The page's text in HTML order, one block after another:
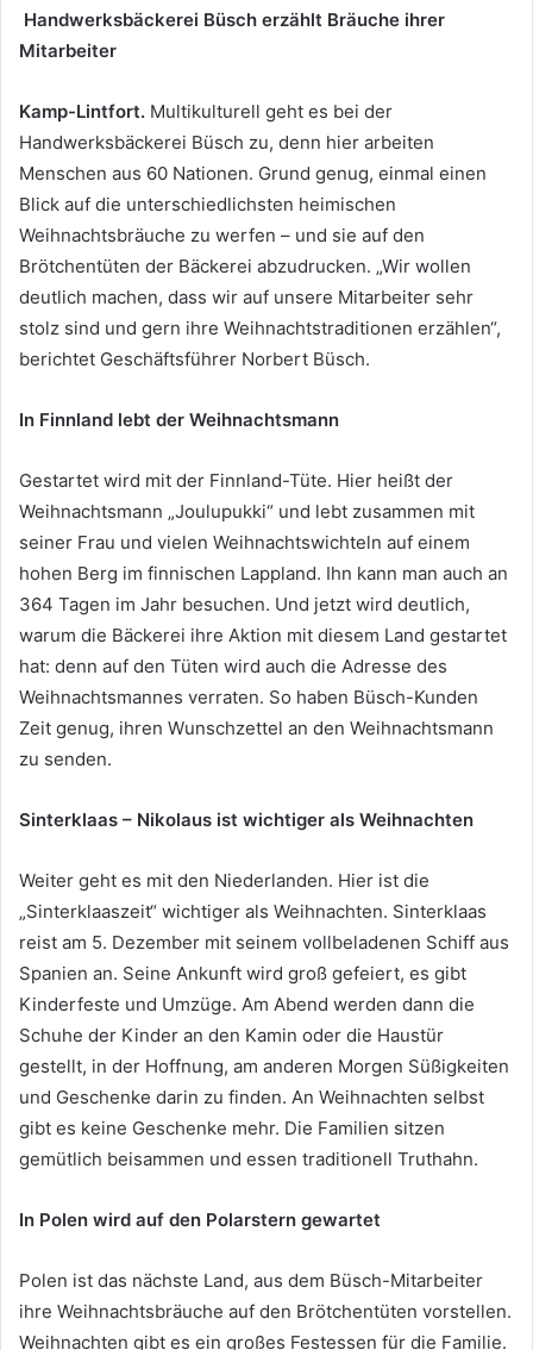
Handwerksbäckerei Büsch erzählt Bräuche ihrer
Mitarbeiter
Kamp-Lintfort. Multikulturell geht es bei der
Handwerksbäckerei Büsch zu, denn hier arbeiten
Menschen aus 60 Nationen. Grund genug, einmal einen
Blick auf die unterschiedlichsten heimischen
Weihnachtsbräuche zu werfen – und sie auf den
Brötchentüten der Bäckerei abzudrucken. „Wir wollen
deutlich machen, dass wir auf unsere Mitarbeiter sehr
stolz sind und gern ihre Weihnachtstraditionen erzählen“,
berichtet Geschäftsführer Norbert Büsch.
In Finnland lebt der Weihnachtsmann
Gestartet wird mit der Finnland-Tüte. Hier heißt der
Weihnachtsmann „Joulupukki“ und lebt zusammen mit
seiner Frau und vielen Weihnachtswichteln auf einem
hohen Berg im finnischen Lappland. Ihn kann man auch an
364 Tagen im Jahr besuchen. Und jetzt wird deutlich,
warum die Bäckerei ihre Aktion mit diesem Land gestartet
hat: denn auf den Tüten wird auch die Adresse des
Weihnachtsmannes verraten. So haben Büsch-Kunden
Zeit genug, ihren Wunschzettel an den Weihnachtsmann
zu senden.
Sinterklaas – Nikolaus ist wichtiger als Weihnachten
Weiter geht es mit den Niederlanden. Hier ist die
„Sinterklaaszeit“ wichtiger als Weihnachten. Sinterklaas
reist am 5. Dezember mit seinem vollbeladenen Schiff aus
Spanien an. Seine Ankunft wird groß gefeiert, es gibt
Kinderfeste und Umzüge. Am Abend werden dann die
Schuhe der Kinder an den Kamin oder die Haustür
gestellt, in der Hoffnung, am anderen Morgen Süßigkeiten
und Geschenke darin zu finden. An Weihnachten selbst
gibt es keine Geschenke mehr. Die Familien sitzen
gemütlich beisammen und essen traditionell Truthahn.
In Polen wird auf den Polarstern gewartet
Polen ist das nächste Land, aus dem Büsch-Mitarbeiter
ihre Weihnachtsbräuche auf den Brötchentüten vorstellen.
Weihnachten gibt es ein großes Festessen für die Familie.